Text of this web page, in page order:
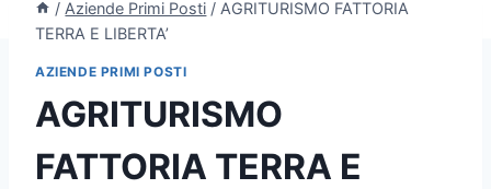
/ Aziende Primi Posti / AGRITURISMO FATTORIA
TERRA E LIBERTA’
AZIENDE PRIMI POSTI
AGRITURISMO
FATTORIA TERRA E